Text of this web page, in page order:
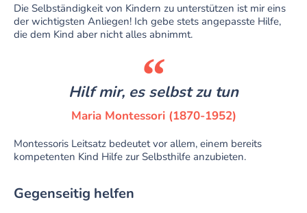
Die Selbständigkeit von Kindern zu unterstützen ist mir eins
der wichtigsten Anliegen! Ich gebe stets angepasste Hilfe,
die dem Kind aber nicht alles abnimmt.
Hilf mir, es selbst zu tun
Maria Montessori (1870-1952)
Montessoris Leitsatz bedeutet vor allem, einem bereits
kompetenten Kind Hilfe zur Selbsthilfe anzubieten.
Gegenseitig helfen